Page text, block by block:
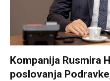
Kompanija Rusmira
poslovanja